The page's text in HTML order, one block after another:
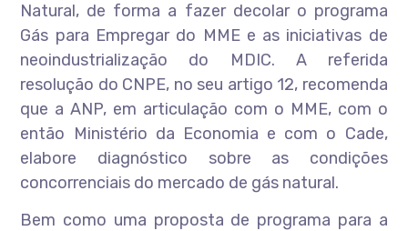
Natural, de forma a fazer decolar o programa
Gás para Empregar do MME e as iniciativas de
neoindustrialização do MDIC. A referida
resolução do CNPE, no seu artigo 12, recomenda
que a ANP, em articulação com o MME, com o
então Ministério da Economia e com o Cade,
elabore diagnóstico sobre as condições
concorrenciais do mercado de gás natural.
Bem como uma proposta de programa para a